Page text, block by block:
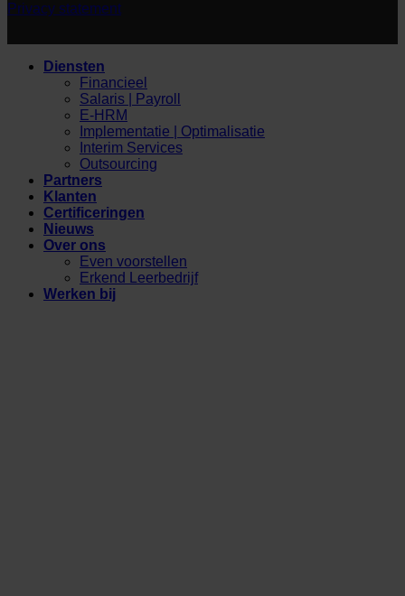
Privacy statement
Diensten
Financieel
Salaris | Payroll
E-HRM
Implementatie | Optimalisatie
Interim Services
Outsourcing
Partners
Klanten
Certificeringen
Nieuws
Over ons
Even voorstellen
Erkend Leerbedrijf
Werken bij